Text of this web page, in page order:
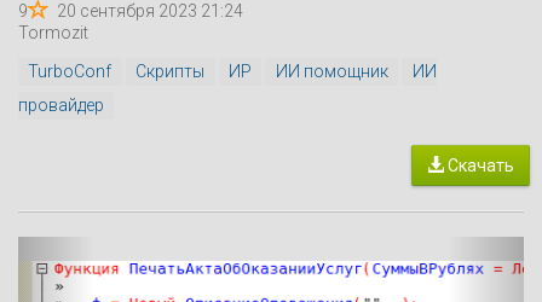
9
20 сентября 2023 21:24
Tormozit
TurboConf
Скрипты ИР ИИ помощник
ИИ
провайдер
Скачать
r